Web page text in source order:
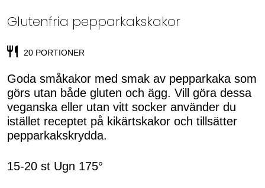
Glutenfria pepparkakskakor
20 PORTIONER
Goda småkakor med smak av pepparkaka som
görs utan både gluten och ägg. Vill göra dessa
veganska eller utan vitt socker använder du
istället receptet på kikärtskakor och tillsätter
pepparkakskrydda.
15-20 st Ugn 175°